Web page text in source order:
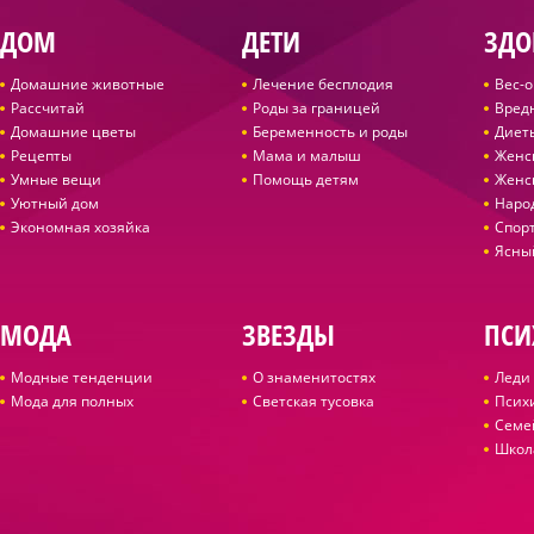
ДОМ
Домашние животные
Рассчитай
Домашние цветы
Рецепты
Умные вещи
Уютный дом
Экономная хозяйка
ДЕТИ
Лечение бесплодия
Роды за границей
Беременность и роды
Мама и малыш
Помощь детям
Вес-
МОДА
Модные тенденции
Мода для полных
ЗВЕЗДЫ
О знаменитостях
Светская тусовка
Леди